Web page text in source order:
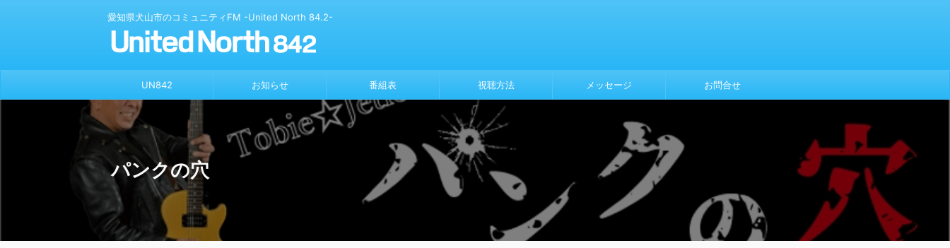
愛知県犬山市のコミュニティFM -United North 84.2-
UN842 お知らせ 番組表 視聴方法 メッセージ お問合せ
パンクの穴